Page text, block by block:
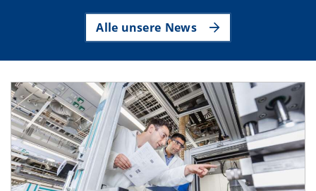
Alle unsere News